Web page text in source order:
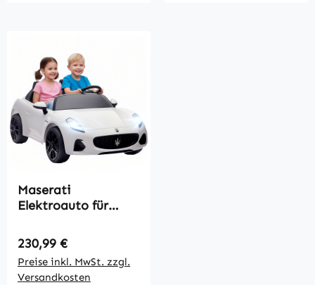
Maserati
Elektroauto für
Batteriebetrieb,
Fernbedienung,
LED-Lichter,
Regulärer Preis:
230,99 €
Preise inkl. MwSt. zzgl.
Versandkosten